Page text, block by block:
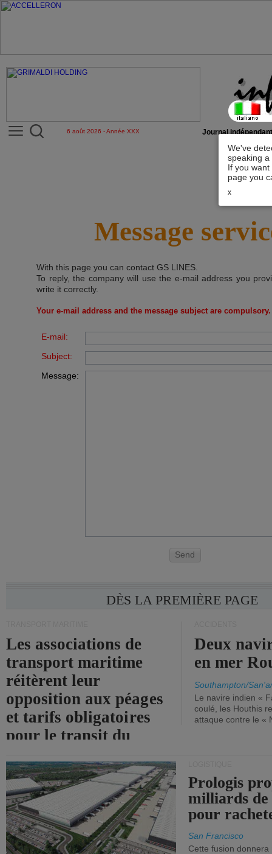
We've
speaking
If you
page you
x
6 août 2026 - Année XXX Journal
Message
With this page you can contact GS LINES
To reply, the company will use the e-mail address you
write it correctly.
Your e-mail address and the message subject are compulsory.
E-mail:
Subject:
Message:
Send
DÈS LA PREMIÈRE PAGE
Les associations de
transport maritime
réitèrent leur
opposition aux péages
et tarifs obligatoires
pour le transit du
Deux
en mer
Southampton/
Le navire indien «
coulé, les Houthis
attaque contre le «
Prologis
milliards
pour
San Francisco
Cette fusion